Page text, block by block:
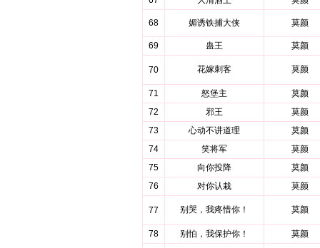
68 媚诱铁捕大侠 莫颜
69 蛊王 莫颜
70 花嫁刺客 莫颜
71 怒堡主
莫颜
72
邪王
莫颜
73
心动不讲道理
莫颜
74
笑将军
莫颜
75
向你投降
莫颜
76
对你认栽 莫颜
77 别哭，我疼惜你！ 莫颜
78 别怕，我保护你！
莫颜